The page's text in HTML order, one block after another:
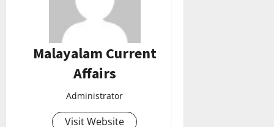
Malayalam Current
Affairs
Administrator
Visit Website